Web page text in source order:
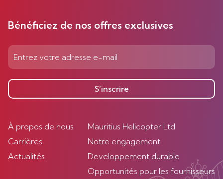
Bénéficiez de nos offres exclusives
S’inscrire
À propos de nous
Carrières
Actualités
Mauritius Helicopter Ltd
Notre engagement
Developpement durable
Opportunités pour les fournisseurs